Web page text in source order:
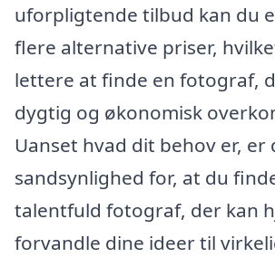
uforpligtende tilbud kan du
flere alternative priser,
lettere at finde en fotograf,
dygtig og økonomisk
Uanset hvad dit behov er, er
sandsynlighed for, at du
talentfuld fotograf, der kan
forvandle dine ideer til